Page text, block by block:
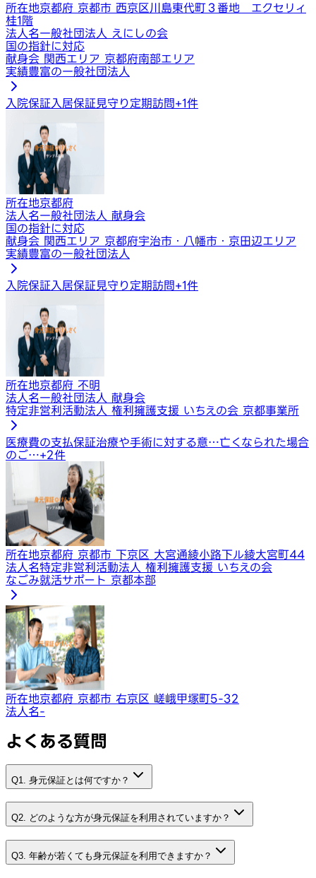
所在地京都府 京都市 西京区川島東代町３番地 エクセリィ
桂1階
法人名一般社団法人 えにしの会
国の指針に対応
献身会 関西エリア 京都府南部エリア
実績豊富の一般社団法人
入院保証 入居保証見守り定期訪問+1件
所在地京都府
法人名一般社団法人 献身会
国の指針に対応
献身会 関西エリア 京都府宇治市・八幡市・京田辺エリア
実績豊富の一般社団法人
入院保証 入居保証見守り定期訪問+1件
所在地京都府 不明
法人名一般社団法人 献身会
特定非営利活動法人 権利擁護支援 いちえの会 京都事業所
医療費の支払保証治療や手術に対する意…亡くなられた場合
のご…+2件
所在地京都府 京都市 下京区 大宮通綾小路下ル綾大宮町44
法人名特定非営利活動法人 権利擁護支援 いちえの会
なごみ就活サポート 京都本部
所在地京都府 京都市 右京区 嵯峨甲塚町5-32
法人名-
よくある質問
Q1. 身元保証とは何ですか？
Q2. どのような方が身元保証を利用されていますか？
Q3. 年齢が若くても身元保証を利用できますか？